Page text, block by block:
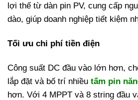
lợi thế từ dàn pin PV, cung cấp
dào, giúp doanh nghiệp tiết kiệm
Tối ưu chi phí tiền điện
Công suất DC đầu vào lớn hơn,
lắp đặt và bố trí nhiều tấm pin
hơn. Với 4 MPPT và 8 string đầu